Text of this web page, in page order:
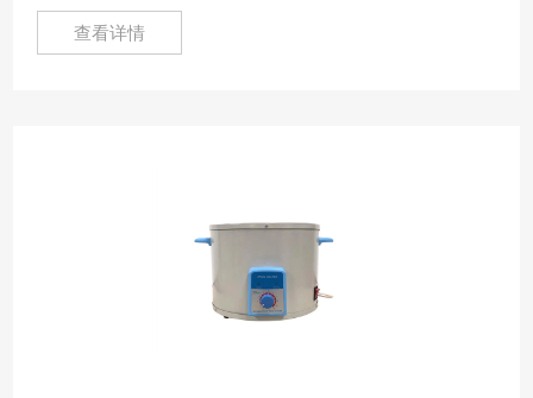
查看详情